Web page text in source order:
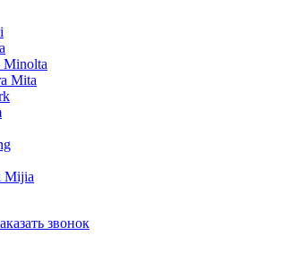
Minolta
Mita
Mijia
звонок